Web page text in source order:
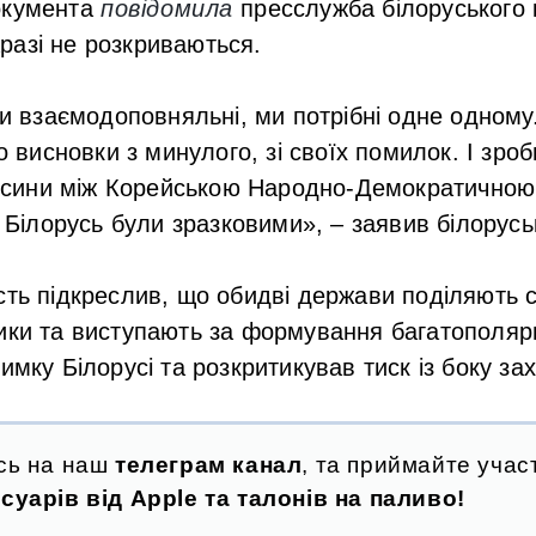
повідомила пресслужба білоруського
не розкриваються.
взаємодоповняльні, ми потрібні одне
висновки з минулого, зі своїх помилок. І
між Корейською Народно-
були зразковими», – заявив
підкреслив, що обидві держави поділяють
та виступають за формування
Білорусі та розкритикував тиск із боку
на наш телеграм канал, та приймайте
від Apple та талонів на паливо!